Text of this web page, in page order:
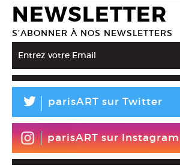
NEWSLETTER
S’ABONNER À NOS NEWSLETTERS
L parisART sur Twitter
parisART sur Instagram